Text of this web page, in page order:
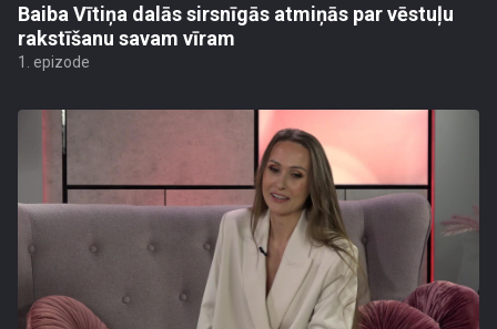
Baiba Vītiņa dalās sirsnīgās atmiņās par vēstuļu
rakstīšanu savam vīram
1. epizode